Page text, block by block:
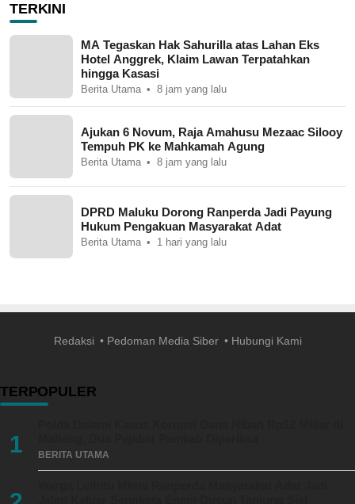
TERKINI
MA Tegaskan Hak Sahurilla atas Lahan Eks
Hotel Anggrek, Klaim Lawan Terpatahkan
hingga Kasasi
Berita Utama 8 jam yang lalu
Ajukan 6 Novum, Raja Amahusu Mezaac Silooy
Tempuh PK ke Mahkamah Agung
Berita Utama 8 jam yang lalu
DPRD Maluku Dorong Ranperda Jadi Payung
Hukum Pengakuan Masyarakat Adat
Berita Utama 1 hari yang lalu
Redaksi Pedoman Media Siber Hubungi Kami
TERPOPULER
1 BERITA UTAMA